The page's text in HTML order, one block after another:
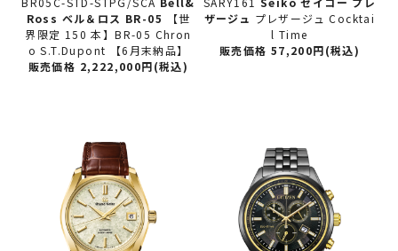
Ross ベル＆ロス BR-05
【世
界限定 150 本】BR-05 Chron
o S.T.Dupont 【6月末納品】
販売価格 2,222,000円(税込)
ザージュ プレザージュ Cocktai
l Time
販売価格 57,200円(税込)